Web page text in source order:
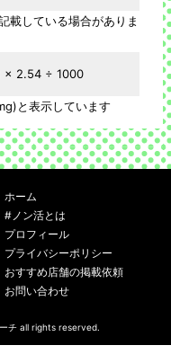
載している場合がありま
× 2.54 ÷ 1000
と表示しています
ホーム
#ノン活とは
プロフィール
プライバシーポリシー
おすすめ店舗の掲載依頼
お問い合わせ
チ all rights reserved.